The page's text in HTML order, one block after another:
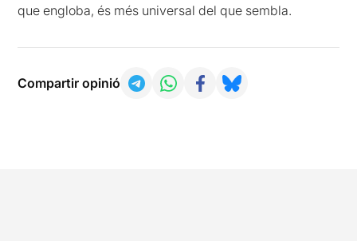
que engloba, és més universal del que sembla.
Compartir opinió